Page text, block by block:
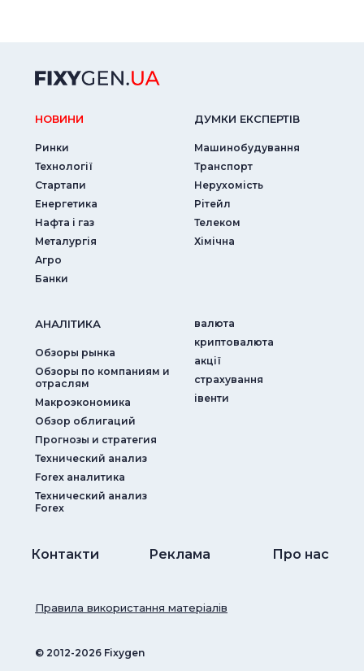
НОВИНИ
Ринки
Технології
Стартапи
Енергетика
Нафта і газ
Металургія
Агро
Банки
ДУМКИ ЕКСПЕРТIВ
Машинобудування
Транспорт
Нерухомість
Рітейл
Телеком
Хімічна
АНАЛIТИКА
Обзоры рынка
Обзоры по компаниям и
отраслям
Макроэкономика
Обзор облигаций
Прогнозы и стратегия
Технический анализ
Forex аналитика
Технический анализ
Forex
валюта
криптовалюта
акції
страхування
iвенти
Контакти Реклама Про нас
© ‎2012-2026 Fixygen
Правила використання матеріалів